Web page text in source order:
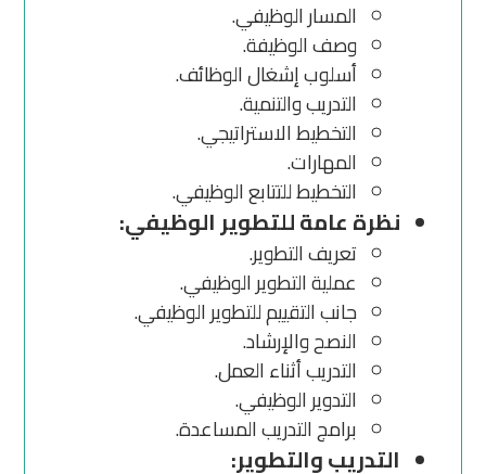
المسار الوظيفي.
وصف الوظيفة.
أسلوب إشغال الوظائف.
التدريب والتنمية.
التخطيط الاستراتيجي.
المهارات.
التخطيط للتتابع الوظيفي.
نظرة عامة للتطوير الوظيفي:
تعريف التطوير.
عملية التطوير الوظيفي.
جانب التقييم للتطوير الوظيفي.
النصح والإرشاد.
التدريب أثناء العمل.
التدوير الوظيفي.
برامج التدريب المساعدة.
التدريب والتطوير: